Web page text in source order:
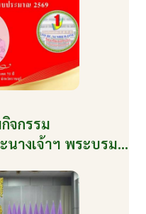
จกรรม
นางเจ้าฯ พระบรม
มพระชนมพรรษา
นโป่ง ณ ศาลา
นายน 2569